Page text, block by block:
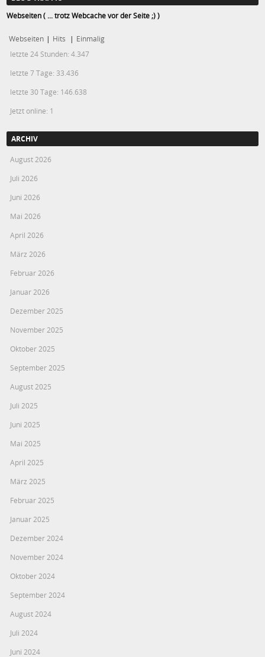
Webseiten ( ... trotz Webcache vor der Seite ;) )
Webseiten | Hits | Einmalig
letzte 24 Stunden:4.347
letzte 7 Tage: 33.436
letzte 30 Tage: 146.638
Jetzt online: 1
ARCHIV
August 2026
Juli 2026
Juni 2026
Mai 2026
April 2026
März 2026
Februar 2026
Januar 2026
Dezember 2025
November 2025
Oktober 2025
September 2025
August 2025
Juli 2025
Juni 2025
Mai 2025
April 2025
März 2025
Februar 2025
Januar 2025
Dezember 2024
November 2024
Oktober 2024
September 2024
August 2024
Juli 2024
Juni 2024